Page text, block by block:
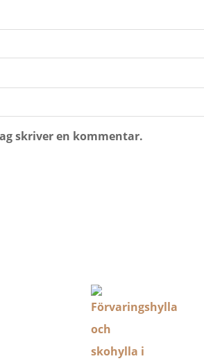
skriver en kommentar.